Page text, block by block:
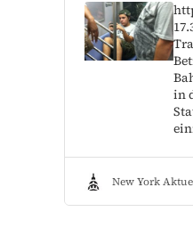
in
New York